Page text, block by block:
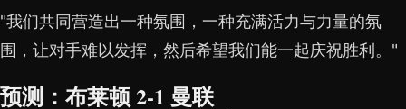
"我们共同营造出一种氛围，一种充满活力与力量的氛
围，让对手难以发挥，然后希望我们能一起庆祝胜利。"
预测：布莱顿 2-1 曼联